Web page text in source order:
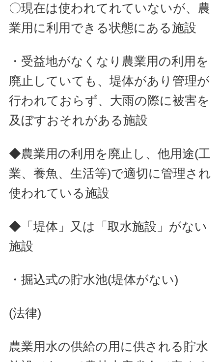
〇現在は使われてれていないが、農
業用に利用できる状態にある施設
・受益地がなくなり農業用の利用を
廃止していても、堤体があり管理が
行われておらず、大雨の際に被害を
及ぼすおそれがある施設
◆農業用の利用を廃止し、他用途(工
業、養魚、生活等)で適切に管理され
使われている施設
◆「堤体」又は「取水施設」がない
施設
・掘込式の貯水池(堤体がない)
(法律)
農業用水の供給の用に供される貯水